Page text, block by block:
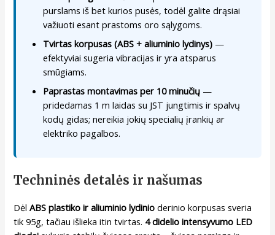
purslams iš bet kurios pusės, todėl galite drąsiai
važiuoti esant prastoms oro sąlygoms.
Tvirtas korpusas (ABS + aliuminio lydinys) —
efektyviai sugeria vibracijas ir yra atsparus
smūgiams.
Paprastas montavimas per 10 minučių —
pridedamas 1 m laidas su JST jungtimis ir spalvų
kodų gidas; nereikia jokių specialių įrankių ar
elektriko pagalbos.
Techninės detalės ir našumas
DėlABS plastiko ir aliuminio lydinio derinio korpusas sveria
tik 95g, tačiau išlieka itin tvirtas. 4 didelio intensyvumo LED